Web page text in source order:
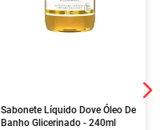
Sabonete Líquido Dove Óleo De
Banho Glicerinado - 240ml